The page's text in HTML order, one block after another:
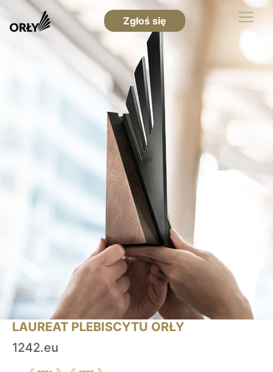
Zgłoś się
LAUREAT PLEBISCYTU ORŁY
1242.eu